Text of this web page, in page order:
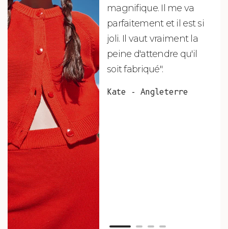
magnifique. Il me va
parfaitement et il est si
joli. Il vaut vraiment la
peine d'attendre qu'il
soit fabriqué".
Kate - Angleterre